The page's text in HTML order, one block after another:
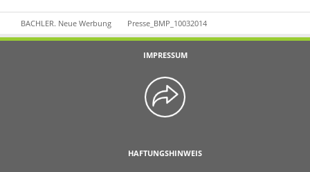
BACHLER. Neue Werbung Presse_BMP_10032014
IMPRESSUM
HAFTUNGSHINWEIS